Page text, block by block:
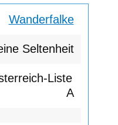
Wanderfalke
Seltenheit
A